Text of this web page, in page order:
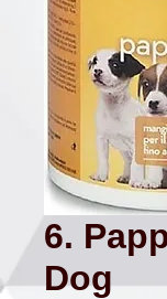
6.
Dog